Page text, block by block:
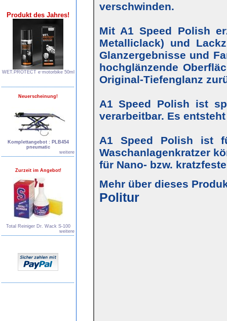
Produkt des Jahres!
WET.PROTECT e∙motorbike 50ml
Neuerscheinung!
Komplettangebot : PLB454
pneumatic
weitere
Zurzeit im Angebot!
Total Reiniger Dr. Wack S-100
weitere
verschwinden.
Mit A1 Speed Polish
Metalliclack) und
Glanzergebnisse und
hochglänzende
Original-Tiefenglanz
A1 Speed Polish ist
verarbeitbar. Es
A1 Speed Polish ist
Waschanlagenkratzer
für Nano- bzw.
Mehr über dieses
Politur